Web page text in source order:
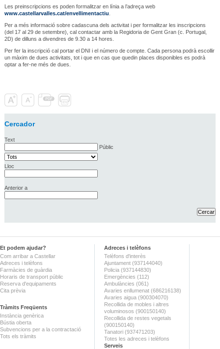
Les preinscripcions es poden formalitzar en línia a l’adreça web
www.castellarvalles.cat/envellimentactiu
Per a més informació sobre cadascuna dels activitat i per formalitzar les inscripcions
(del 17 al 29 de setembre), cal contactar amb la Regidoria de Gent Gran (c. Portugal,
2D) de dilluns a divendres de 9.30 a 14 hores.
Per fer la inscripció cal portar el DNI i el número de compte. Cada persona podrà escollir
un màxim de dues activitats, tot i que en cas que quedin places disponibles es podrà
optar a fer-ne més de dues.
Cercador
Text
Públic
Lloc
Anterior a
Et podem ajudar?
Com arribar a Castellar
Adreces i telèfons
Farmàcies de guàrdia
Horaris de transport públic
Reserva d'equipaments
Cita prèvia
Tràmits Freqüents
Instància genèrica
Bústia oberta
Subvencions per a la contractació
Tots els tràmits
Adreces i telèfons
Telèfons d'interès
Ajuntament (937144040)
Policia (937144830)
Emergències (112)
Ambulàncies (061)
Avaries enllumenat (686216138)
Avaries aigua (900304070)
Recollida de mobles i altres
voluminosos (900150140)
Recollida de restes vegetals
(900150140)
Tanatori (937471203)
Totes les adreces i telèfons
Serveis